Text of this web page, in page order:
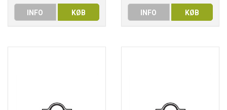
INFO KØB INFO KØB